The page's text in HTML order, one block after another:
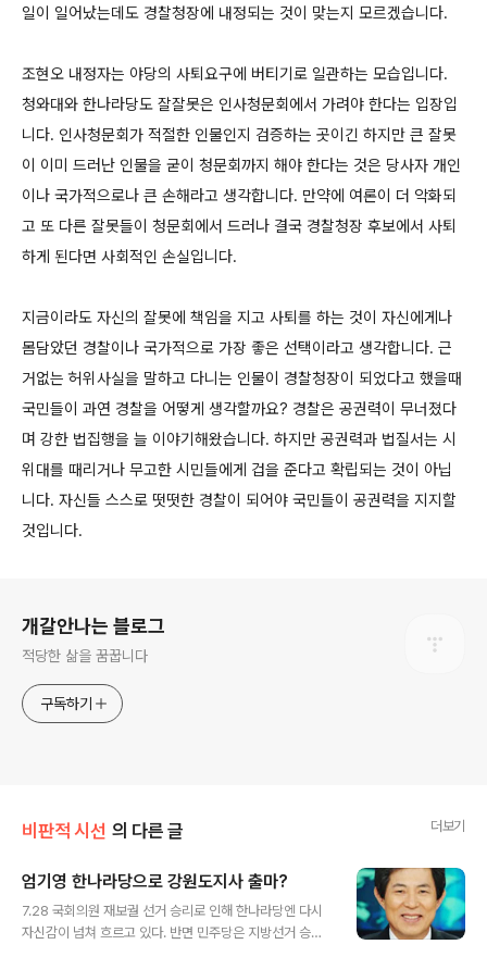
일이 일어났는데도 경찰청장에 내정되는 것이 맞는지 모르겠습니다.
조현오 내정자는 야당의 사퇴요구에 버티기로 일관하는 모습입니다.
청와대와 한나라당도 잘잘못은 인사청문회에서 가려야 한다는 입장입
니다. 인사청문회가 적절한 인물인지 검증하는 곳이긴 하지만 큰 잘못
이 이미 드러난 인물을 굳이 청문회까지 해야 한다는 것은 당사자 개인
이나 국가적으로나 큰 손해라고 생각합니다. 만약에 여론이 더 악화되
고 또 다른 잘못들이 청문회에서 드러나 결국 경찰청장 후보에서 사퇴
하게 된다면 사회적인 손실입니다.
지금이라도 자신의 잘못에 책임을 지고 사퇴를 하는 것이 자신에게나
몸담았던 경찰이나 국가적으로 가장 좋은 선택이라고 생각합니다. 근
거없는 허위사실을 말하고 다니는 인물이 경찰청장이 되었다고 했을때
국민들이 과연 경찰을 어떻게 생각할까요? 경찰은 공권력이 무너졌다
며 강한 법집행을 늘 이야기해왔습니다. 하지만 공권력과 법질서는 시
위대를 때리거나 무고한 시민들에게 겁을 준다고 확립되는 것이 아닙
니다. 자신들 스스로 떳떳한 경찰이 되어야 국민들이 공권력을 지지할
것입니다.
개갈안나는 블로그
적당한 삶을 꿈꿉니다
구독하기
비판적 시선 의 다른 글 더보기
엄기영 한나라당으로 강원도지사 출마?
7.28 국회의원 재보궐 선거 승리로 인해 한나라당엔 다시
자신감이 넘쳐 흐르고 있다. 반면 민주당은 지방선거 승리